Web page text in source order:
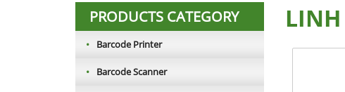
PRODUCTS CATEGORY
• Barcode Printer
• Barcode Scanner
LINH